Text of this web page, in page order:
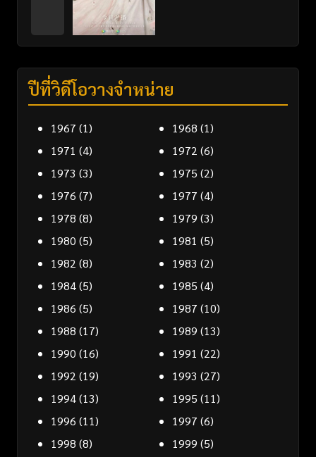
ปีที่วิดีโอวางจำหน่าย
1967 (1) 1968 (1)
1971 (4) 1972 (6)
1973 (3) 1975 (2)
1976 (7) 1977 (4)
1978 (8) 1979 (3)
1980 (5) 1981 (5)
1982 (8) 1983 (2)
1984(5) 1985 (4)
1986 (5) 1987 (10)
1988 (17) 1989 (13)
1990 (16) 1991 (22)
1992 (19) 1993 (27)
1994(13) 1995 (11)
1996 (11) 1997 (6)
1998 (8) 1999 (5)